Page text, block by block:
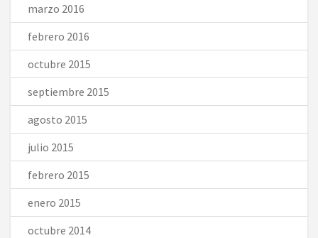
marzo 2016
febrero 2016
octubre 2015
septiembre 2015
agosto 2015
julio 2015
febrero 2015
enero 2015
octubre 2014